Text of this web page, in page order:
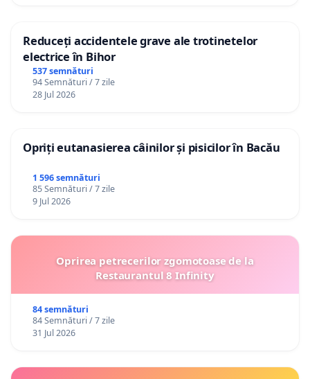
Reduceți accidentele grave ale trotinetelor
electrice în Bihor
537 semnături
94 Semnături / 7 zile
28 Jul 2026
Opriți eutanasierea câinilor și pisicilor în Bacău
1 596 semnături
85 Semnături / 7 zile
9 Jul 2026
Oprirea petrecerilor zgomotoase de la
Restaurantul 8 Infinity
84 semnături
84 Semnături / 7 zile
31 Jul 2026